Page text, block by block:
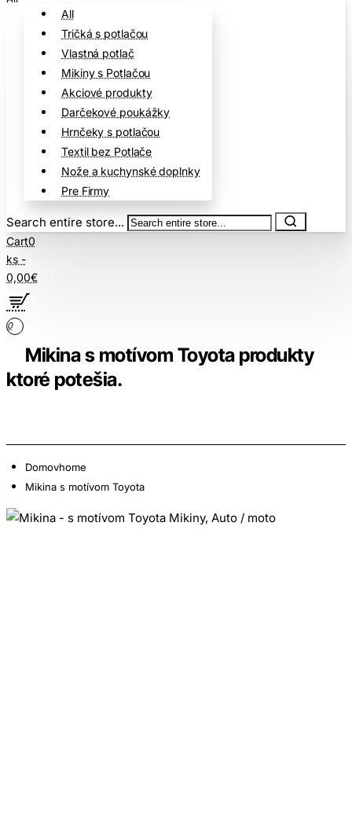
All
Tričká s potlačou
Vlastná potlač
Mikiny s Potlačou
Akciové produkty
Darčekové poukážky
Hrnčeky s potlačou
Textil bez Potlače
Nože a kuchynské doplnky
Pre Firmy
Search entire store...
Cart0
ks -
0,00€
0
Mikina s motívom Toyota produkty
ktoré potešia.
Domovhome
Mikina s motívom Toyota